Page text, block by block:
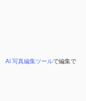
AI 写真編集ツールで編集で